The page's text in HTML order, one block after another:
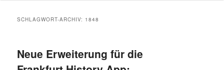
SCHLAGWORT-ARCHIV: 1848
Neue Erweiterung für die